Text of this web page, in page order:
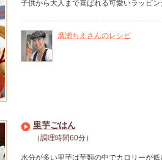
子供から大人まで喜ばれる可愛いラッピン
廣瀬ちえさんのレシピ
里芋ごはん
（調理時間60分）
水分が多い里芋は芋類の中でカロリーが低